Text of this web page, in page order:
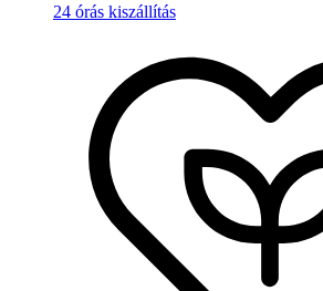
24 órás kiszállítás